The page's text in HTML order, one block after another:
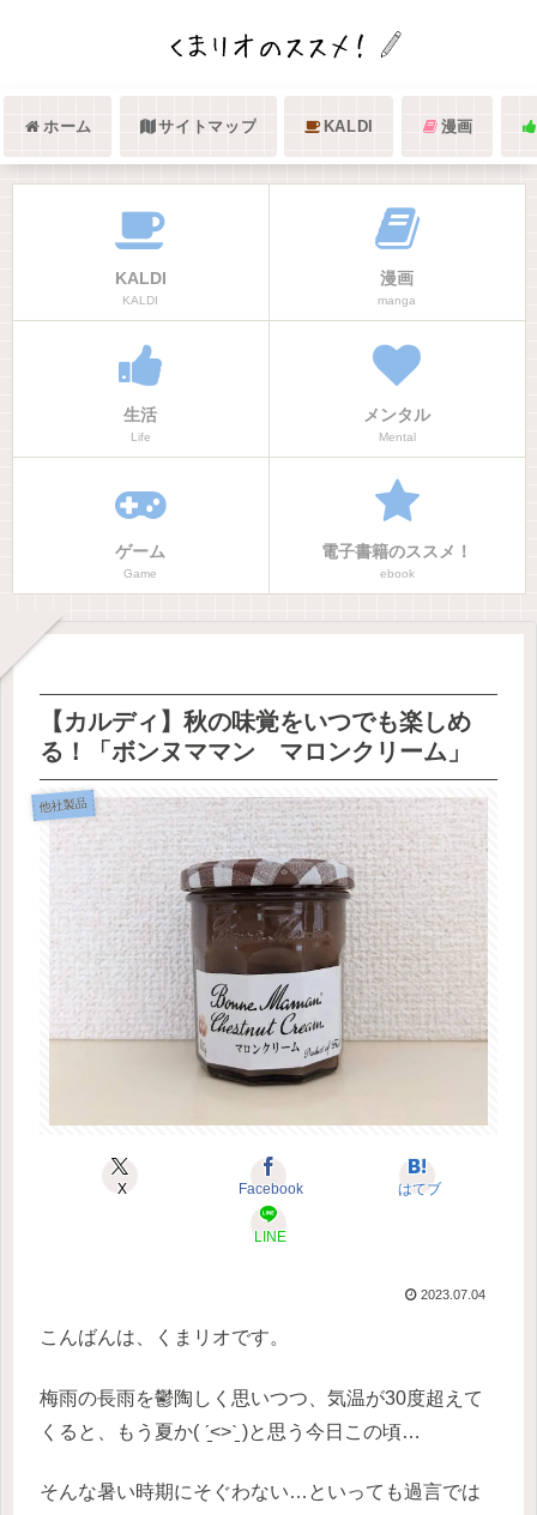
ホーム サイトマップ KALDI 漫画
KALDI
KALDI
漫画
manga
生活
Life
メンタル
Mental
ゲーム
Game
電子書籍のススメ！
ebook
【カルディ】秋の味覚をいつでも楽しめ
る！「ボンヌママン マロンクリーム」
他社製品
X Facebook はてブ
LINE
2023.07.04
こんばんは、くまリオです。
梅雨の長雨を鬱陶しく思いつつ、気温が30度超えて
くると、もう夏か( ˊ̱˂˃ˋ̱ )と思う今日この頃…
そんな暑い時期にそぐわない…といっても過言では